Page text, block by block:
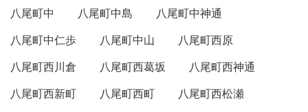
八尾町中
八尾町中島
八尾町中神通
八尾町中仁歩
八尾町中山
八尾町西原
八尾町西川倉
八尾町西葛坂
八尾町西神通
八尾町西新町
八尾町西町
八尾町西松瀬